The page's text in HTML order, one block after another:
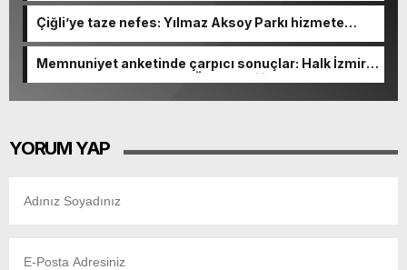
Çiğli’ye taze nefes: Yılmaz Aksoy Parkı hizmete
Memnuniyet anketinde çarpıcı sonuçlar: Halk İzmirli
başkanlardan memnun, Ömer Eşki ilk sırada
YORUM YAP